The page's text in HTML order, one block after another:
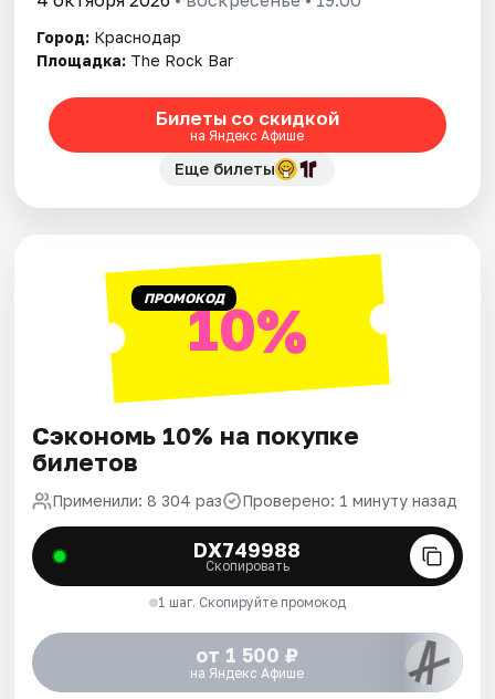
Город: Краснодар
Площадка: The Rock Bar
Билеты со скидкой
на Яндекс Афише
Еще билеты
ПРОМОКОД10%
Сэкономь 10% на покупке
билетов
Применили: 8 304 раз Проверено: 1 минуту назад
DX749988
Скопировать
1 шаг. Скопируйте промокод
от 1 500 ₽
на Яндекс Афише